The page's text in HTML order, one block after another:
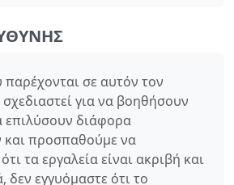
παρέχονται σε αυτόν τον
για να βοηθήσουν
επιλύσουν διάφορα
προσπαθούμε να
τα εργαλεία είναι ακριβή και
δεν εγγυόμαστε ότι το